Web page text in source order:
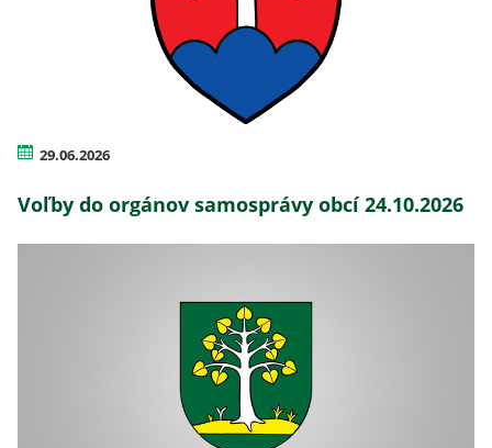
29.06.2026
Voľby do orgánov samosprávy obcí 24.10.2026